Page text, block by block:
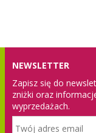
NEWSLETTER
Zapisz się do
zniżki oraz
wyprzedażach.